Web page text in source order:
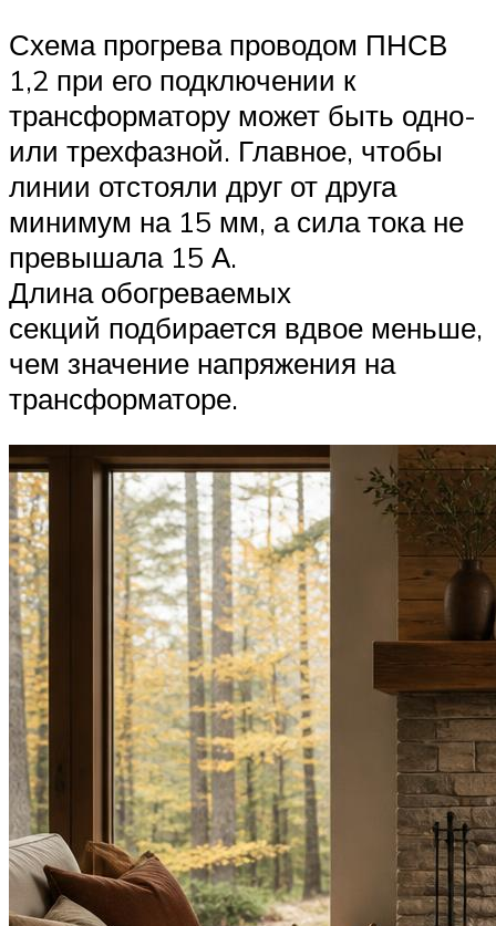
Схема прогрева проводом ПНСВ
1,2 при его подключении к
трансформатору может быть одно-
или трехфазной. Главное, чтобы
линии отстояли друг от друга
минимум на 15 мм, а сила тока не
превышала 15 А.
Длина обогреваемых
секций подбирается вдвое меньше,
чем значение напряжения на
трансформаторе.